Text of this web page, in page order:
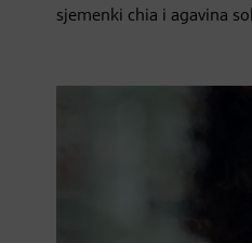
sjemenki chia i agavina